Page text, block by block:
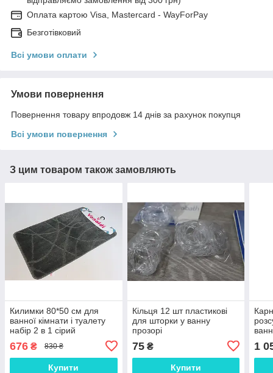
Оплата картою Visa, Mastercard - WayForPay
Безготівковий
Всі умови оплати
Умови повернення
Повернення товару впродовж 14 днів за рахунок покупця
Всі умови повернення
З цим товаром також замовляють
Килимки 80*50 см для
ванної кімнати і туалету
набір 2 в 1 сірий
676 ₴ 830 ₴
Купити
Кільця 12 шт пластикові
для шторки у ванну
прозорі
75₴
Купити
1